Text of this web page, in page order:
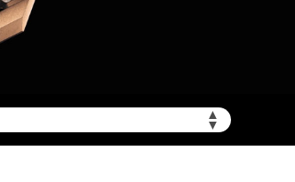
▲
▼